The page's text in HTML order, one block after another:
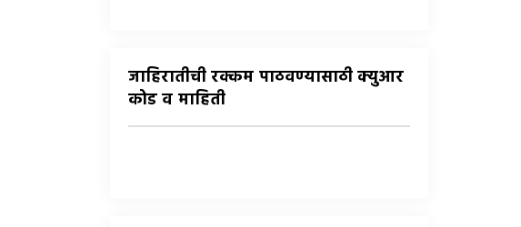
जाहिरातीची रक्कम पाठवण्यासाठी क्युआर
कोड व माहिती